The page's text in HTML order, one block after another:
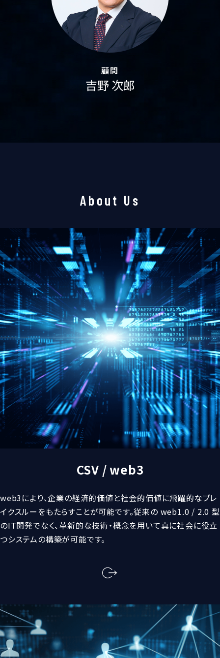
顧問
吉野 次郎
About Us
CSV / web3
web3により、企業の経済的価値と社会的価値に飛躍的なブレ
イクスルーをもたらすことが可能です。従来の web1.0 / 2.0 型
のIT開発でなく、革新的な技術・概念を用いて真に社会に役立
つシステムの構築が可能です。